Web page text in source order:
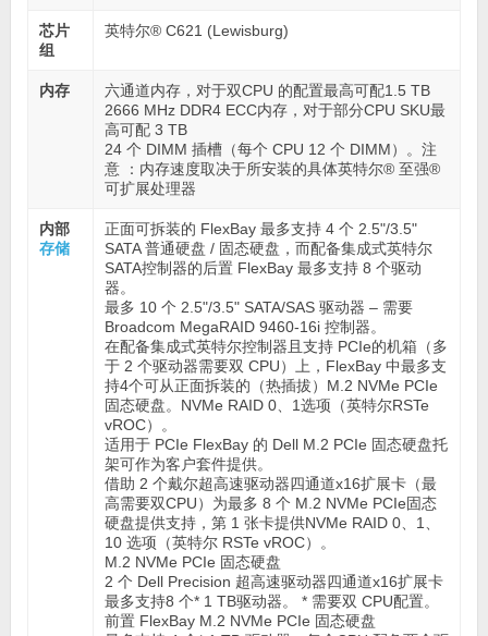
芯片
组
英特尔® C621 (Lewisburg)
内存
六通道内存，对于双CPU 的配置最高可配1.5 TB
2666 MHz DDR4 ECC内存，对于部分CPU SKU最
高可配 3 TB
24 个 DIMM 插槽（每个 CPU 12 个 DIMM）。注
意 ：内存速度取决于所安装的具体英特尔® 至强®
可扩展处理器
内部
存储
正面可拆装的 FlexBay 最多支持 4 个 2.5"/3.5"
SATA 普通硬盘 / 固态硬盘，而配备集成式英特尔
SATA控制器的后置 FlexBay 最多支持 8 个驱动
器。
最多 10 个 2.5"/3.5" SATA/SAS 驱动器 – 需要
Broadcom MegaRAID 9460-16i 控制器。
在配备集成式英特尔控制器且支持 PCIe的机箱（多
于 2 个驱动器需要双 CPU）上，FlexBay 中最多支
持4个可从正面拆装的（热插拔）M.2 NVMe PCIe
固态硬盘。NVMe RAID 0、1选项（英特尔RSTe
vROC）。
适用于 PCIe FlexBay 的 Dell M.2 PCIe 固态硬盘托
架可作为客户套件提供。
借助 2 个戴尔超高速驱动器四通道x16扩展卡（最
高需要双CPU）为最多 8 个 M.2 NVMe PCIe固态
硬盘提供支持，第 1 张卡提供NVMe RAID 0、1、
10 选项（英特尔 RSTe vROC）。
M.2 NVMe PCIe 固态硬盘
2 个 Dell Precision 超高速驱动器四通道x16扩展卡
最多支持8 个* 1 TB驱动器。 * 需要双 CPU配置。
前置 FlexBay M.2 NVMe PCIe 固态硬盘